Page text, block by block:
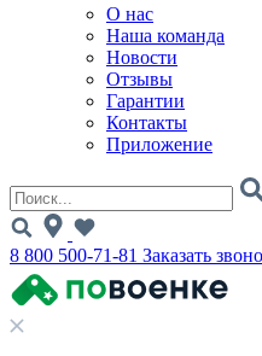
О нас
Наша команда
Новости
Отзывы
Гарантии
Контакты
Приложение
8 800 500-71-81 Заказать